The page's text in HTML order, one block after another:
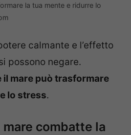
la tua mente e ridurre lo
calmante e l’effetto
possono negare.
il mare può trasformare
lo stress.
combatte la